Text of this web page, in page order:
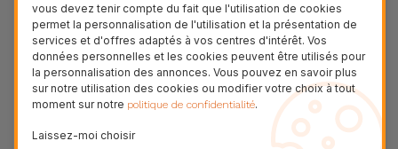
Protection à 3 couches avec coques en
silicone
Nos coques en silicone pour iPhone ont une
construction robuste et de qualité, avec une
construction à trois couches, pour éviter au
vous devez tenir compte du fait que l'utilisation de cookies
permet la personnalisation de l'utilisation et la présentation de
services et d'offres adaptés à vos centres d'intérêt. Vos
données personnelles et les cookies peuvent être utilisés pour
la personnalisation des annonces. Vous pouvez en savoir plus
sur notre utilisation des cookies ou modifier votre choix à tout
moment sur notre politique de confidentialité.
Laissez-moi choisir